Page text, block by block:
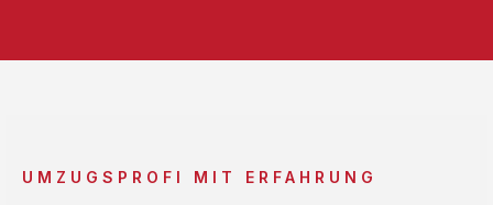
UMZUGSPROFI MIT ERFAHRUNG